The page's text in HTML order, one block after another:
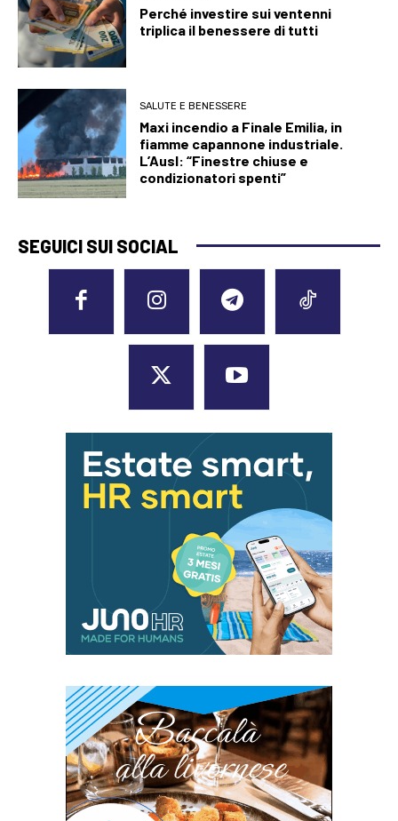
Perché investire sui ventenni
triplica il benessere di tutti
SALUTE E BENESSERE
Maxi incendio a Finale Emilia, in
fiamme capannone industriale.
L’Ausl: “Finestre chiuse e
condizionatori spenti”
SEGUICI SUI SOCIAL